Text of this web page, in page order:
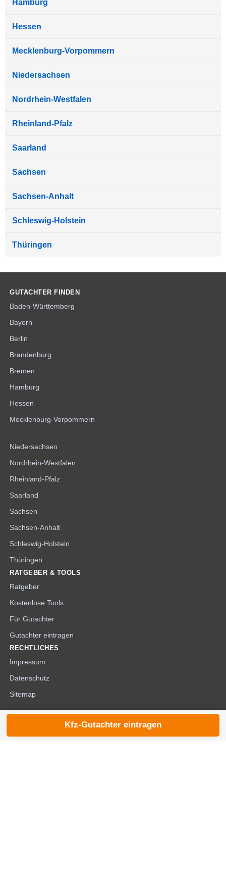
Hamburg
Hessen
Mecklenburg-Vorpommern
Niedersachsen
Nordrhein-Westfalen
Rheinland-Pfalz
Saarland
Sachsen
Sachsen-Anhalt
Schleswig-Holstein
Thüringen
GUTACHTER FINDEN
Baden-Württemberg
Bayern
Berlin
Brandenburg
Bremen
Hamburg
Hessen
Mecklenburg-Vorpommern
Niedersachsen
Nordrhein-Westfalen
Rheinland-Pfalz
Saarland
Sachsen
Sachsen-Anhalt
Schleswig-Holstein
Thüringen
RATGEBER & TOOLS
Ratgeber
Kostenlose Tools
Für Gutachter
Gutachter eintragen
RECHTLICHES
Impressum
Datenschutz
Sitemap
© 2026 die-kfzgutachter.de
Kfz-Gutachter eintragen